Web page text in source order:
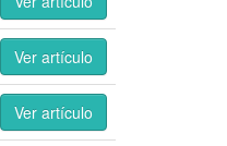
Ver artículo
Ver artículo